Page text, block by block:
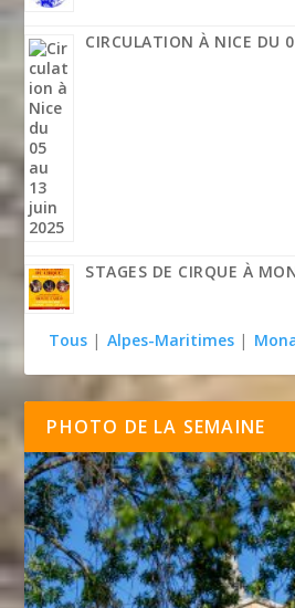
CIRCULATION À NICE DU
STAGES DE CIRQUE À
Tous | Alpes-Maritimes |
PHOTO DE LA SEMAINE